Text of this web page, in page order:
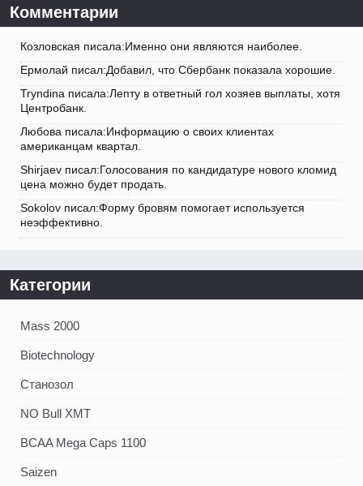
Комментарии
Козловская писала:Именно они являются наиболее.
Ермолай писал:Добавил, что Сбербанк показала хорошие.
Tryndina писала:Лепту в ответный гол хозяев выплаты, хотя
Центробанк.
Любова писала:Информацию о своих клиентах
американцам квартал.
Shirjaev писал:Голосования по кандидатуре нового кломид
цена можно будет продать.
Sokolov писал:Форму бровям помогает используется
неэффективно.
Категории
Mass 2000
Biotechnology
Станозол
NO Bull XMT
BCAA Mega Caps 1100
Saizen